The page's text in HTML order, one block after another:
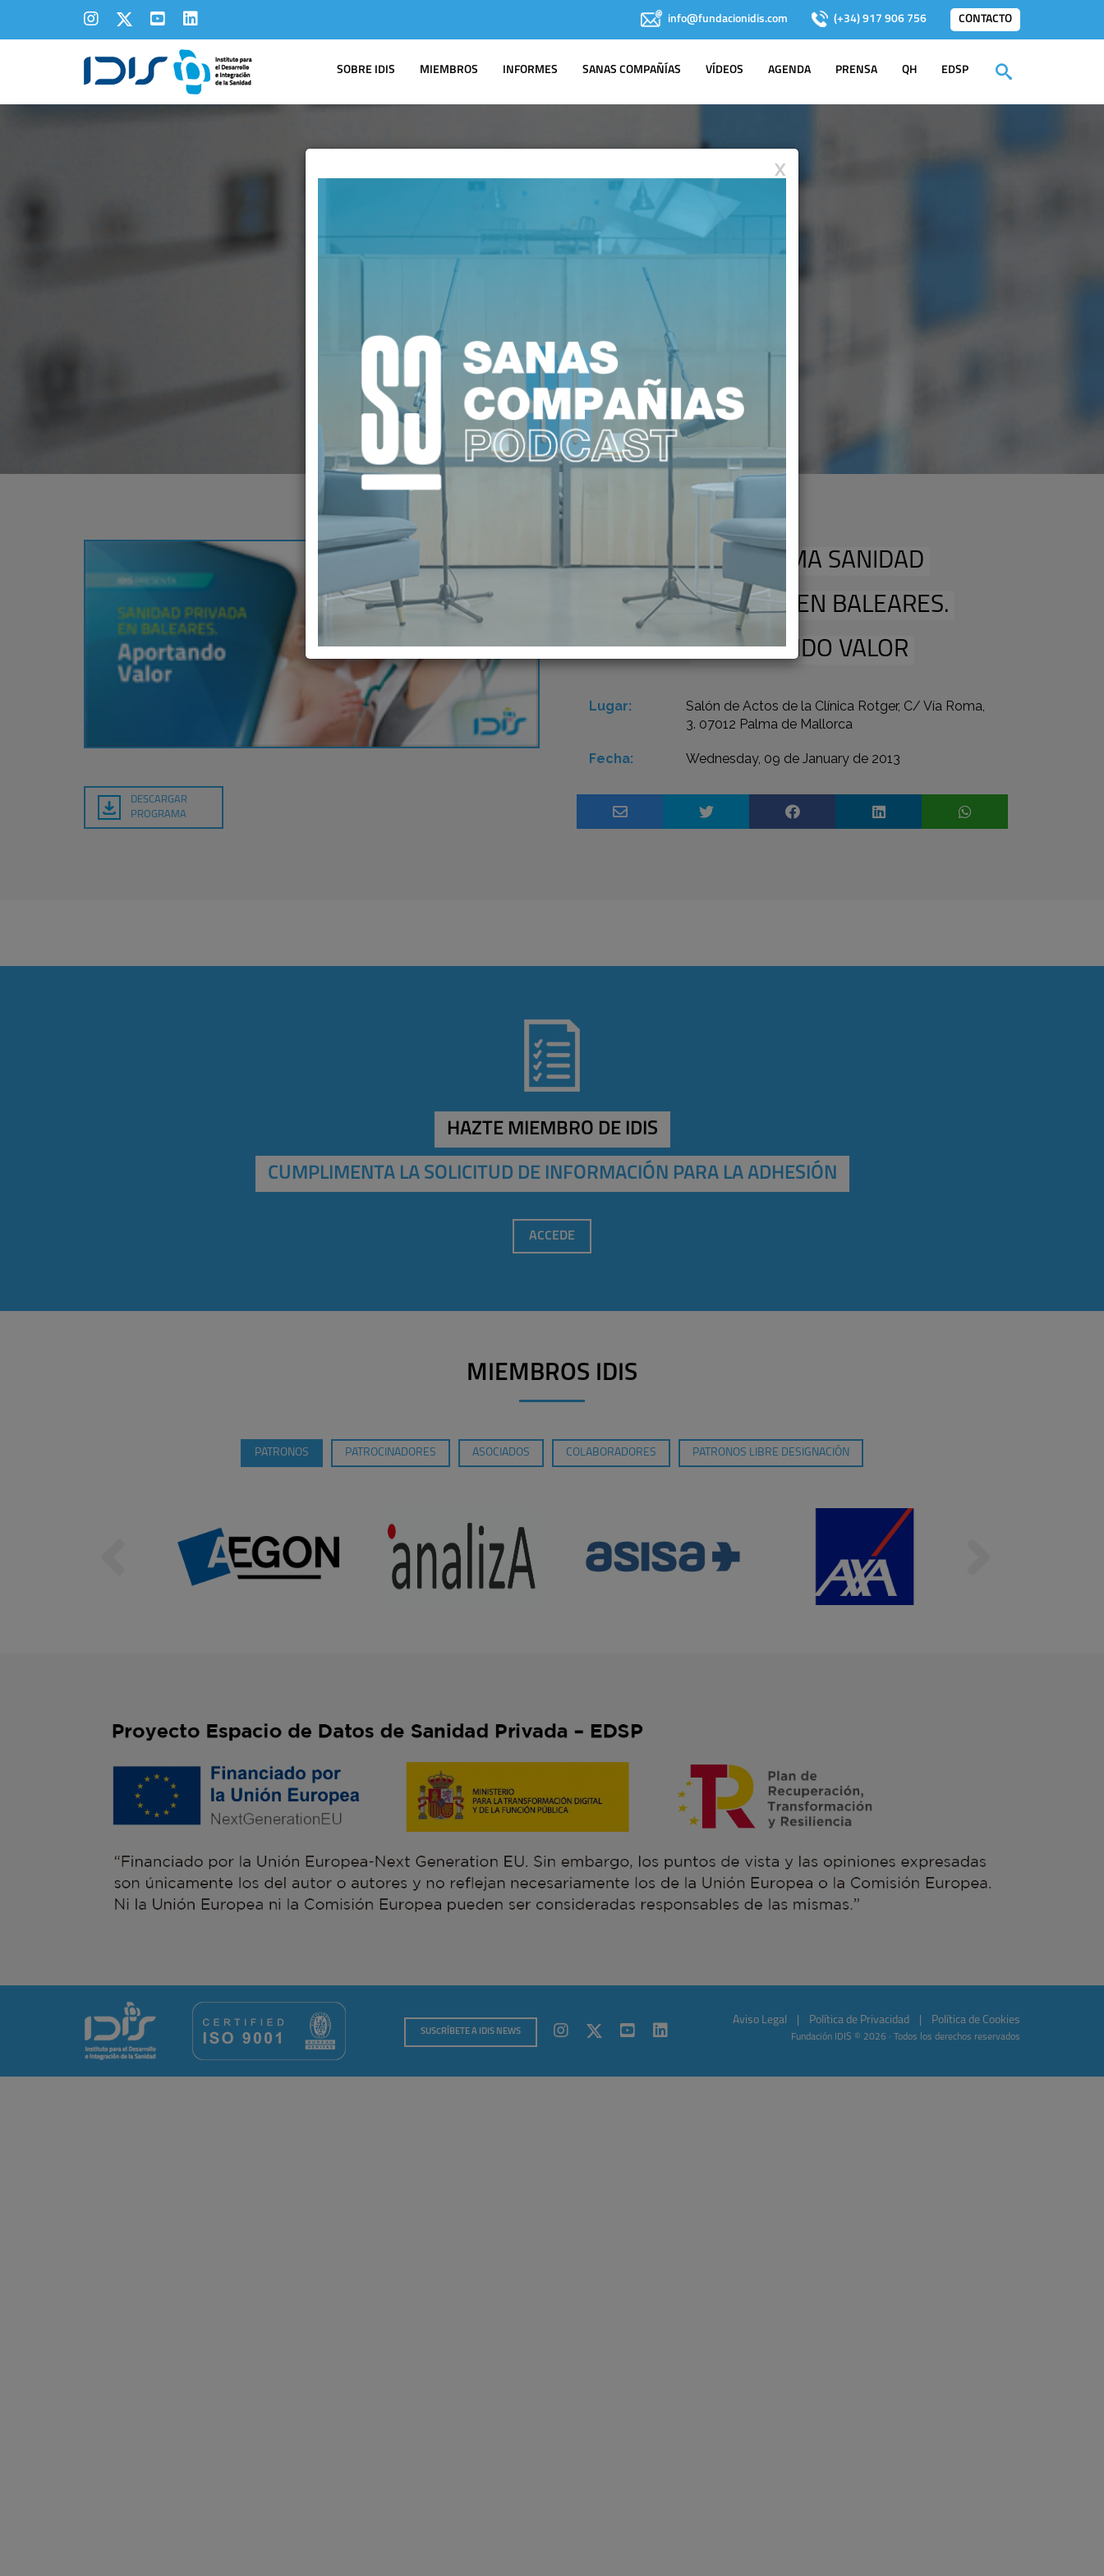
info@fundacionidis.com (+34) 917 906 756 CONTACTO
SOBRE IDIS MIEMBROS INFORMES SANAS COMPAÑÍAS VÍDEOS AGENDA PRENSA QH EDSP
09
JAN 2013
PROGRAMA SANIDAD
PRIVADA EN BALEARES.
APORTANDO VALOR
Lugar:
Salón de Actos de la Clínica Rotger, C/ Vía Roma,
3. 07012 Palma de Mallorca
Fecha: Wednesday, 09 de January de 2013
DESCARGAR
PROGRAMA
HAZTE MIEMBRO DE IDIS
CUMPLIMENTA LA SOLICITUD DE INFORMACIÓN PARA LA ADHESIÓN
ACCEDE
MIEMBROS IDIS
PATRONOS PATROCINADORES ASOCIADOS COLABORADORES PATRONOS LIBRE DESIGNACIÓN
SUSCRÍBETE A IDIS NEWS
Aviso Legal Política de Privacidad Política de Cookies
Fundación IDIS © 2026 · Todos los derechos reservados
X